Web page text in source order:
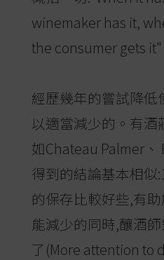
winemaker has it,
the consumer gets it"
經歷幾年的嘗試降低
以適當減少的。有酒
如Chateau Palmer、
得到的結論基本相似
的保存比較好些,有
能減少的同時,釀酒
了(More attention to